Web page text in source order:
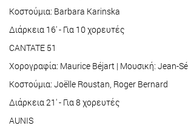
Κοστούμια: Barbara Karinska
Διάρκεια 16' - Για 10 χορευτές
CANTATE 51
Χορογραφία: Maurice Béjart | Μουσική: Jean-
Κοστούμια: Joëlle Roustan, Roger Bernard
Διάρκεια 21' - Για 8 χορευτές
AUNIS